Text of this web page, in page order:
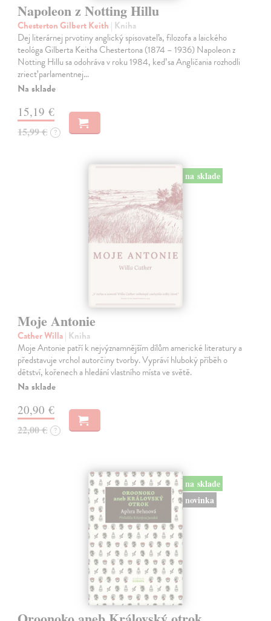
Napoleon z Notting Hillu
Chesterton Gilbert Keith | Kniha
Dej literárnej prvotiny anglický spisovateľa, filozofa a laického
teológa Gilberta Keitha Chestertona (1874 – 1936) Napoleon z
Notting Hillu sa odohráva v roku 1984, keď sa Angličania rozhodli
zriecť parlamentnej…
Na sklade
15,19 €
15,99 € ?
na sklade
Moje Antonie
Cather Willa| Kniha
Moje Antonie patří k nejvýznamnějším dílům americké literatury a
představuje vrchol autorčiny tvorby. Vypráví hluboký příběh o
dětství, kořenech a hledání vlastního místa ve světě.
Na sklade
20,90 €
22,00 € ?
na sklade
novinka